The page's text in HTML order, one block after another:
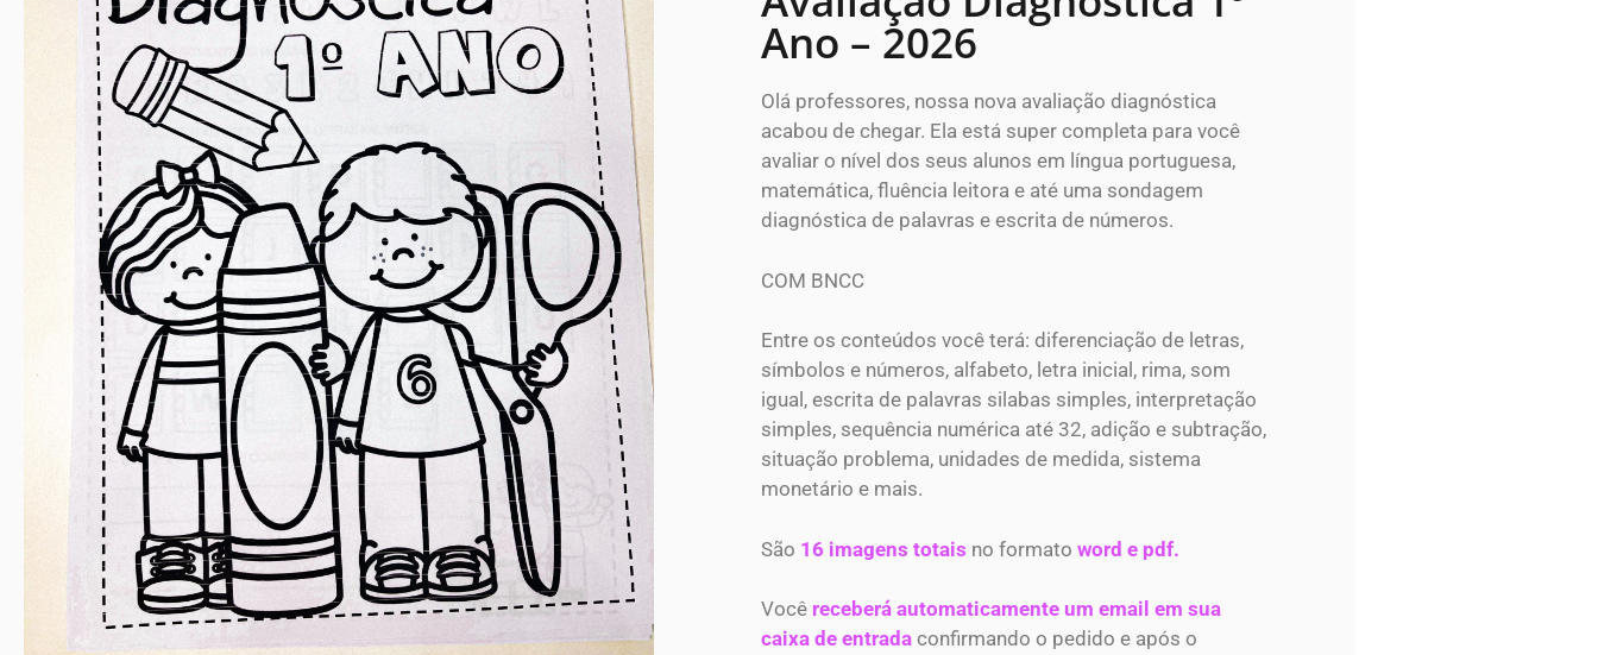
Ano – 2026
Olá professores, nossa nova avaliação diagnóstica
acabou de chegar. Ela está super completa para você
avaliar o nível dos seus alunos em língua portuguesa,
matemática, fluência leitora e até uma sondagem
diagnóstica de palavras e escrita de números.
COM BNCC
Entre os conteúdos você terá: diferenciação de letras,
símbolos e números, alfabeto, letra inicial, rima, som
igual, escrita de palavras silabas simples, interpretação
simples, sequência numérica até 32, adição e subtração,
situação problema, unidades de medida, sistema
monetário e mais.
São 16 imagens totais no formato word e pdf.
Você receberá automaticamente um email em sua
caixa de entrada confirmando o pedido e após o